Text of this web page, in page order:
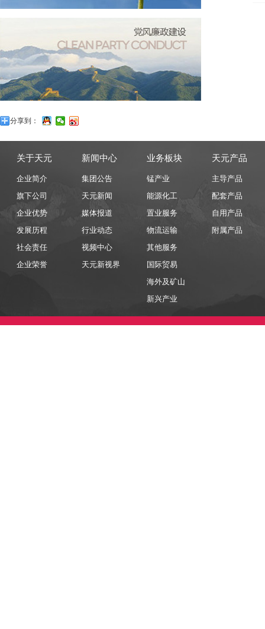
分享到：
关于天元
企业简介
旗下公司
企业优势
发展历程
社会责任
企业荣誉
新闻中心
集团公告
天元新闻
媒体报道
行业动态
视频中心
天元新视界
业务板块
锰产业
能源化工
置业服务
物流运输
其他服务
国际贸易
海外及矿山
新兴产业
天元产品
主导产品
配套产品
自用产品
附属产品